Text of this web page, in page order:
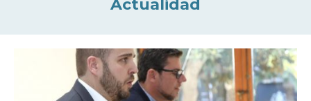
Actualidad